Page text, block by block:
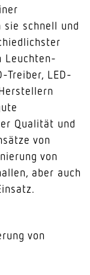
sie schnell und
Leuchten-
Treiber, LED-
Qualität und
von
von
aber auch
von